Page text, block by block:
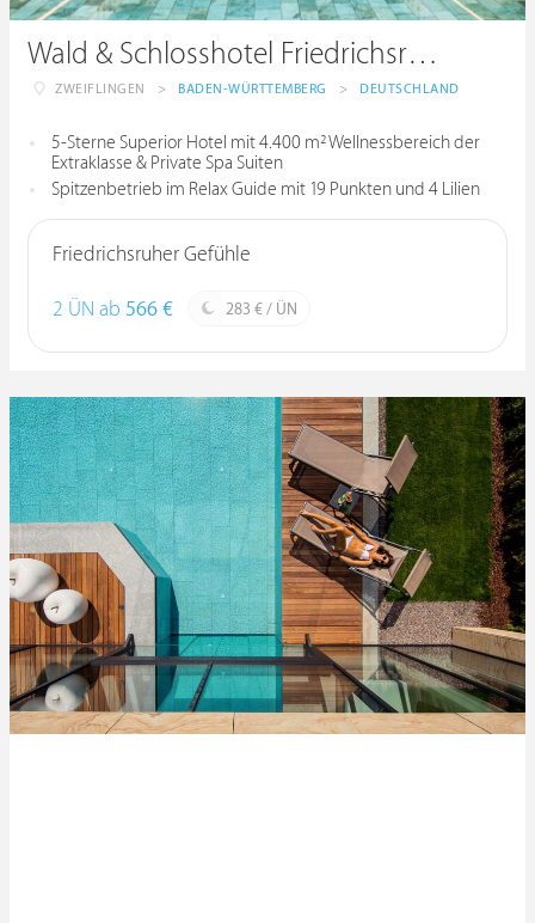
Wald & Schlosshotel Friedrichsruhe
ZWEIFLINGEN > BADEN-WÜRTTEMBERG > DEUTSCHLAND
5-Sterne Superior Hotel mit 4.400 m² Wellnessbereich der
Extraklasse & Private Spa Suiten
Spitzenbetrieb im Relax Guide mit 19 Punkten und 4 Lilien
Friedrichsruher Gefühle
2 ÜN ab 566 € 283 € / ÜN